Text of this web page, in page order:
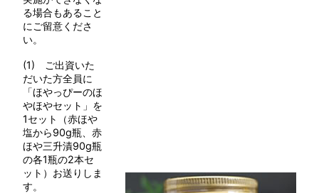
る場合もあること
にご留意くださ
い。
(1) ご出資いた
だいた方全員に
「ほやっぴーのほ
やほやセット」を
1セット（赤ほや
塩から90g瓶、赤
ほや三升漬90g瓶
の各1瓶の2本セ
ット）お送りしま
す。